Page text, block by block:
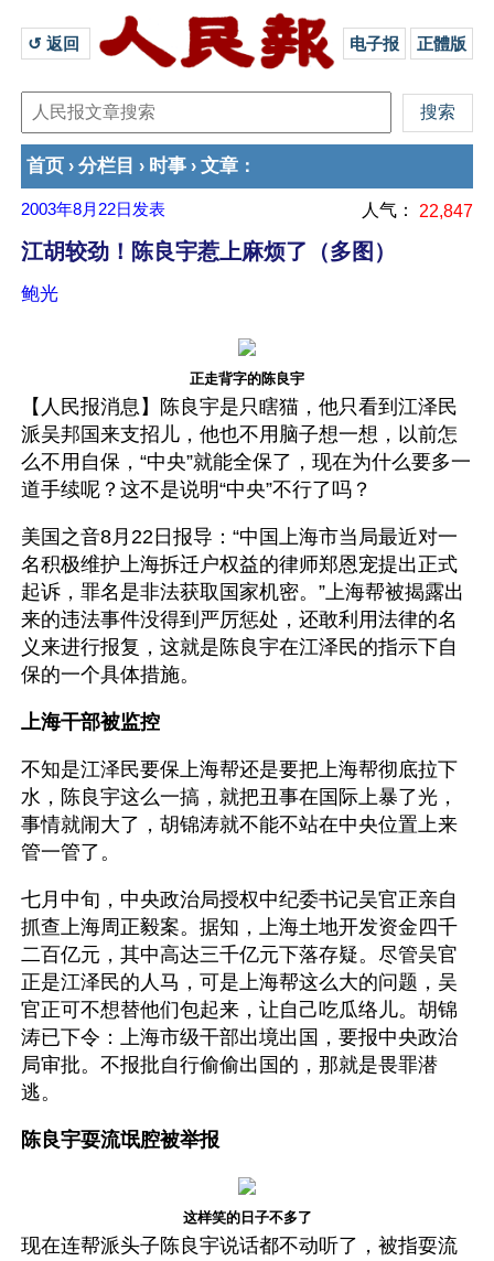
↺ 返回 电子报 正體版
首页 › 分栏目 › 时事 › 文章 ：
2003年8月22日 发表 人气： 22,847
江胡较劲！陈良宇惹上麻烦了（多图）
鲍光
正走背字的陈良宇
【人民报消息】陈良宇是只瞎猫，他只看到江泽民
派吴邦国来支招儿，他也不用脑子想一想，以前怎
么不用自保，“中央”就能全保了，现在为什么要多一
道手续呢？这不是说明“中央”不行了吗？
美国之音8月22日报导：“中国上海市当局最近对一
名积极维护上海拆迁户权益的律师郑恩宠提出正式
起诉，罪名是非法获取国家机密。”上海帮被揭露出
来的违法事件没得到严厉惩处，还敢利用法律的名
义来进行报复，这就是陈良宇在江泽民的指示下自
保的一个具体措施。
上海干部被监控
不知是江泽民要保上海帮还是要把上海帮彻底拉下
水，陈良宇这么一搞，就把丑事在国际上暴了光，
事情就闹大了，胡锦涛就不能不站在中央位置上来
管一管了。
七月中旬，中央政治局授权中纪委书记吴官正亲自
抓查上海周正毅案。据知，上海土地开发资金四千
二百亿元，其中高达三千亿元下落存疑。尽管吴官
正是江泽民的人马，可是上海帮这么大的问题，吴
官正可不想替他们包起来，让自己吃瓜络儿。胡锦
涛已下令：上海市级干部出境出国，要报中央政治
局审批。不报批自行偷偷出国的，那就是畏罪潜
逃。
陈良宇耍流氓腔被举报
这样笑的日子不多了
现在连帮派头子陈良宇说话都不动听了，被指耍流